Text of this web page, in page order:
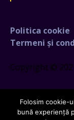
Politica cookie
Termeni și
Copyright ©
Folosim cookie-
bună experiență